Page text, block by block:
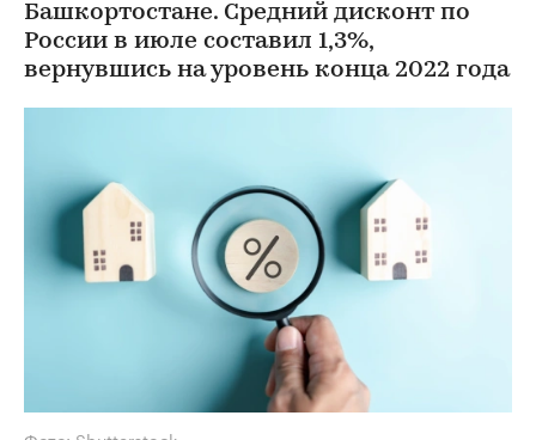
Башкортостане. Средний дисконт по
России в июле составил 1,3%,
вернувшись на уровень конца 2022 года